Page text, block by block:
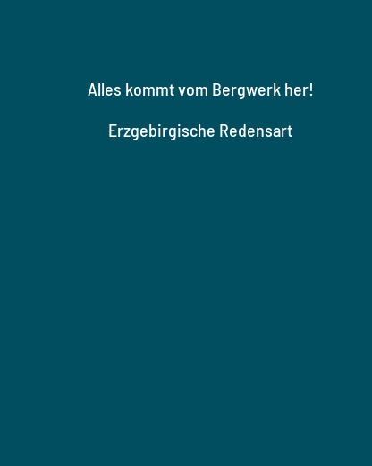
Alles kommt vom Bergwerk her!
Erzgebirgische Redensart